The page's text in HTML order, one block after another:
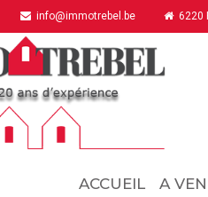
info@immotrebel.be 6220
ACCUEIL A